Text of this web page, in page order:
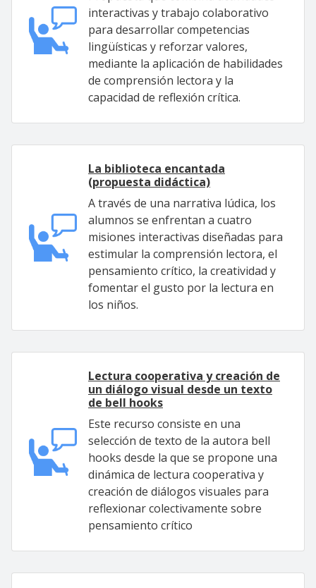
interactivas y trabajo colaborativo
para desarrollar competencias
lingüísticas y reforzar valores,
mediante la aplicación de habilidades
de comprensión lectora y la
capacidad de reflexión crítica.
La biblioteca encantada
(propuesta didáctica)
A través de una narrativa lúdica, los
alumnos se enfrentan a cuatro
misiones interactivas diseñadas para
estimular la comprensión lectora, el
pensamiento crítico, la creatividad y
fomentar el gusto por la lectura en
los niños.
Lectura cooperativa y creación de
un diálogo visual desde un texto
de bell hooks
Este recurso consiste en una
selección de texto de la autora bell
hooks desde la que se propone una
dinámica de lectura cooperativa y
creación de diálogos visuales para
reflexionar colectivamente sobre
pensamiento crítico